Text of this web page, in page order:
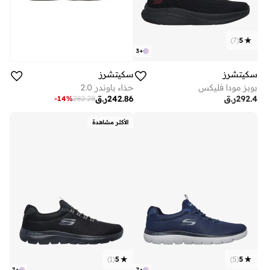
+
3
5
(
7
)
سكيتشرز
بوبز مودا فليكس
ر.ق292.4
سكيتشرز
حذاء باوندر 2.0
ر.ق242.86
282.28
-14%
5
(
5
)
الأكثر مشاهدة
5
(
1
)